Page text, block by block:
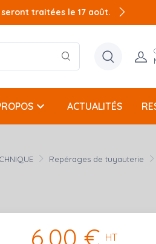
seront traitées le 17 août.
keyboard_arrow_down ACTUALITÉS
Repérages de tuyauterie
6,00 € HT